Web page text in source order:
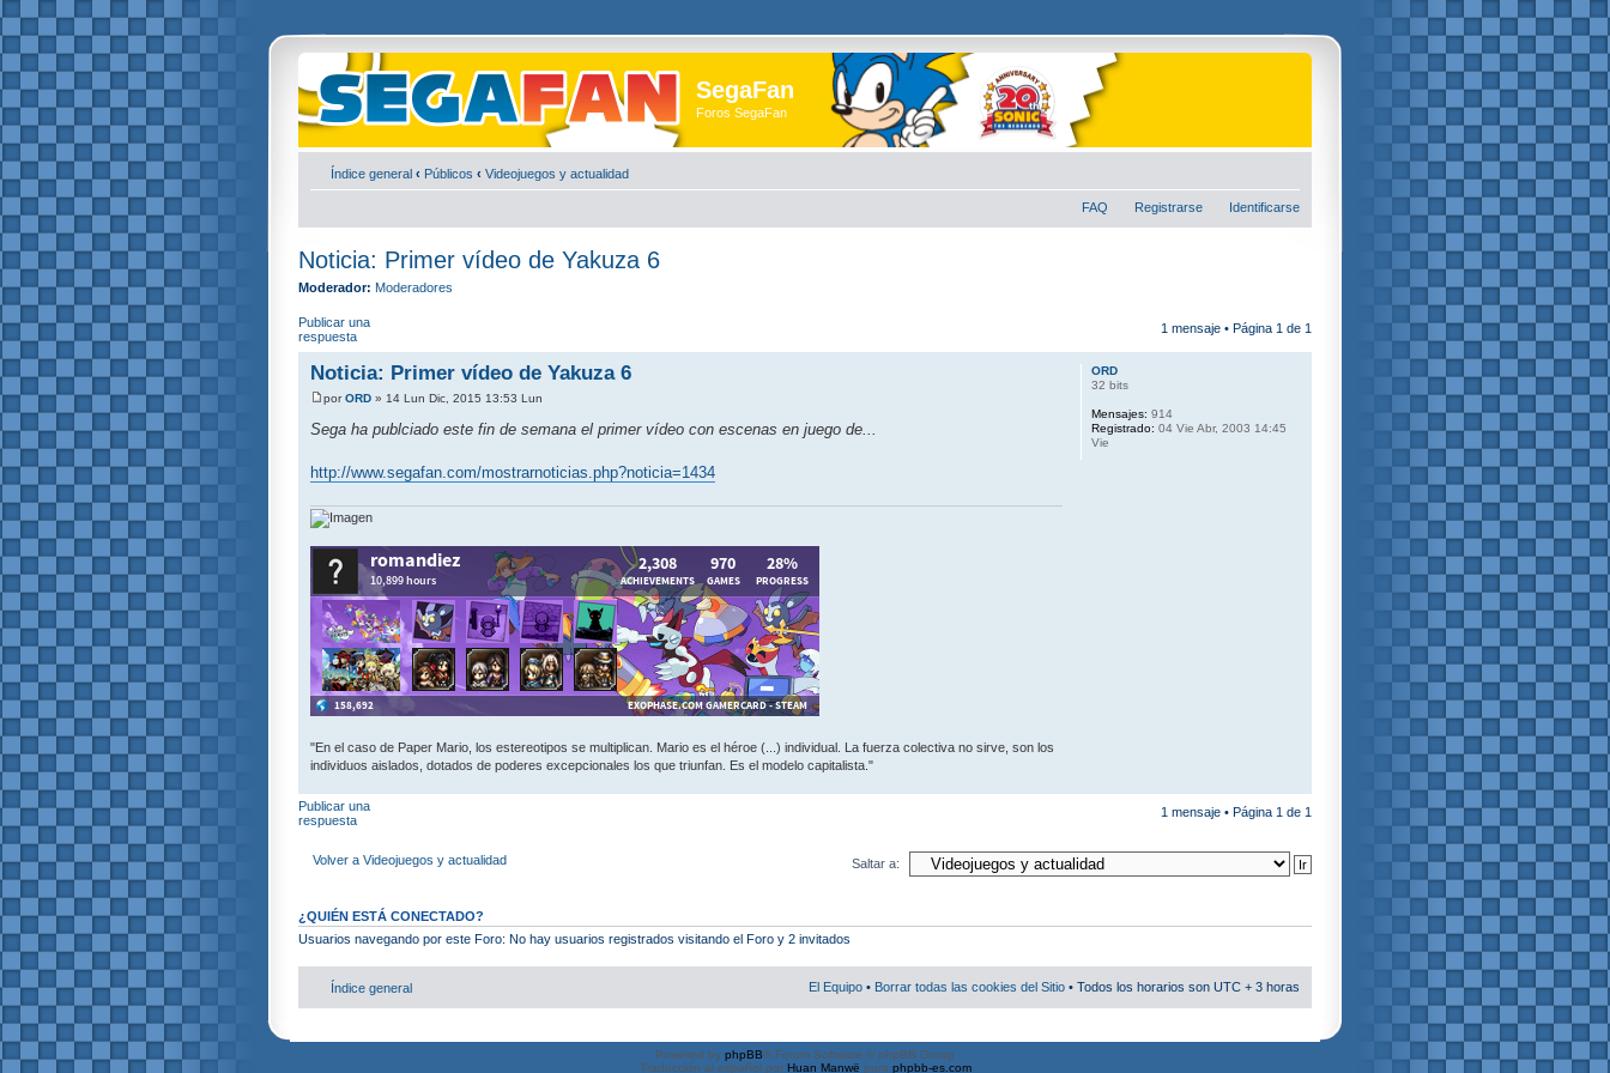
SegaFan
Foros SegaFan
Índice general ‹ Públicos ‹ Videojuegos y actualidad
FAQ Registrarse Identificarse
Noticia: Primer vídeo de Yakuza 6
Moderador: Moderadores
Publicar una
respuesta
1 mensaje • Página 1 de 1
Noticia: Primer vídeo de Yakuza 6
porORD » 14 Lun Dic, 2015 13:53 Lun
Sega ha publciado este fin de semana el primer vídeo con escenas en juego de...
http://www.segafan.com/mostrarnoticias.php?noticia=1434
"En el caso de Paper Mario, los estereotipos se multiplican. Mario es el héroe (...) individual. La fuerza colectiva no sirve, son los
individuos aislados, dotados de poderes excepcionales los que triunfan. Es el modelo capitalista."
ORD
32 bits
Mensajes: 914
Registrado: 04 Vie Abr, 2003 14:45
Vie
Publicar una
respuesta
1 mensaje • Página 1 de 1
Volver a Videojuegos y actualidad Saltar a:
¿QUIÉN ESTÁ CONECTADO?
Usuarios navegando por este Foro: No hay usuarios registrados visitando el Foro y 2 invitados
Índice general El Equipo • Borrar todas las cookies del Sitio • Todos los horarios son UTC + 3 horas
Powered by phpBB® Forum Software © phpBB Group
Traducción al español por Huan Manwë para phpbb-es.com